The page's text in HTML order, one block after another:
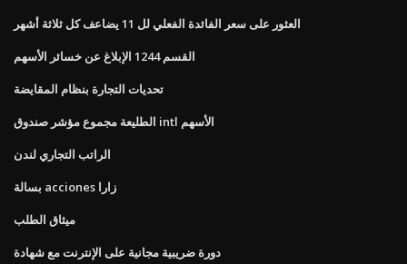
العثور على سعر الفائدة الفعلي لل 11 يضاعف كل ثلاثة أشهر
القسم 1244 الإبلاغ عن خسائر الأسهم
تحديات التجارة بنظام المقايضة
الطليعة مجموع مؤشر صندوق intl الأسهم
الراتب التجاري لندن
بسالة acciones زارا
ميثاق الطلب
دورة ضريبية مجانية على الإنترنت مع شهادة